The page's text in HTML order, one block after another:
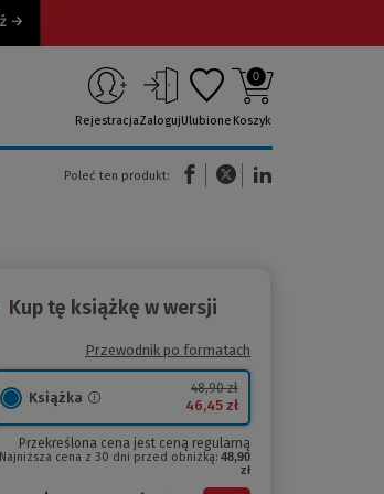
RejestracjaZalogujUlubione
0
Koszyk
Poleć ten produkt:
(Nowe okno)(Link do innej strony)
Kup tę książkę w wersji
Przewodnik po formatach
Książka
48,90 zł
46,45 zł
Przekreślona cena jest ceną regularną
Najniższa cena z 30 dni przed obniżką: 48,90
zł